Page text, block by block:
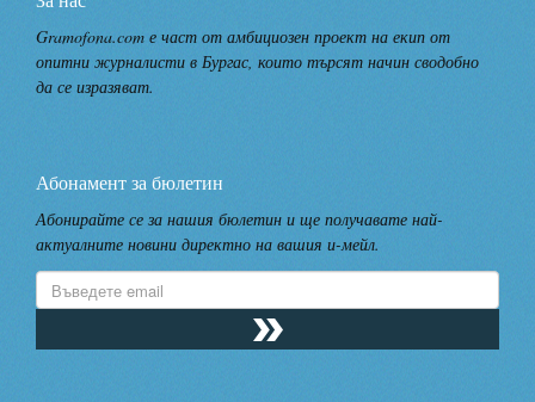
Gramofona.com е част от амбициозен проект на екип от
опитни журналисти в Бургас, които търсят начин сводобно
да се изразяват.
Абонамент за бюлетин
Абонирайте се за нашия бюлетин и ще получавате най-
актуалните новини директно на вашия и-мейл.